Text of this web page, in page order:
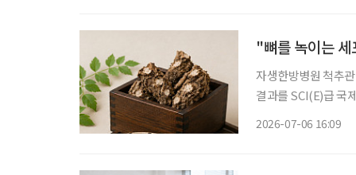
"뼈를 녹이는
자생한방병원 척추
결과를 SCI(E)급 국제
2026-07-06 16:09